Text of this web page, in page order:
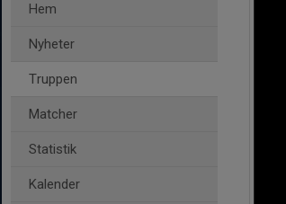
Hem
Nyheter
Truppen
Matcher
Statistik
Kalender